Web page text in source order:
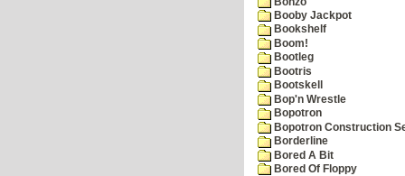
Booby Jackpot
Bookshelf
Boom!
Bootleg
Bootris
Bootskell
Bop'n Wrestle
Bopotron
Bopotron Construction
Borderline
Bored A Bit
Bored Of Floppy